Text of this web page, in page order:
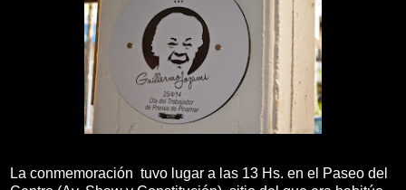
La conmemoración tuvo lugar a las 13 Hs. en el Paseo del